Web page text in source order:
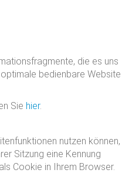
die es uns
bedienbare Website
Sie hier.
nutzen können,
Sitzung eine Kennung
Cookie in Ihrem Browser.